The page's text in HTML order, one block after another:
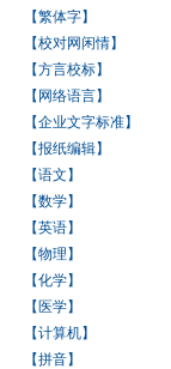
【繁体字】
【校对网闲情】
【方言校标】
【网络语言】
【企业文字标准】
【报纸编辑】
【语文】
【数学】
【英语】
【物理】
【化学】
【医学】
【计算机】
【拼音】